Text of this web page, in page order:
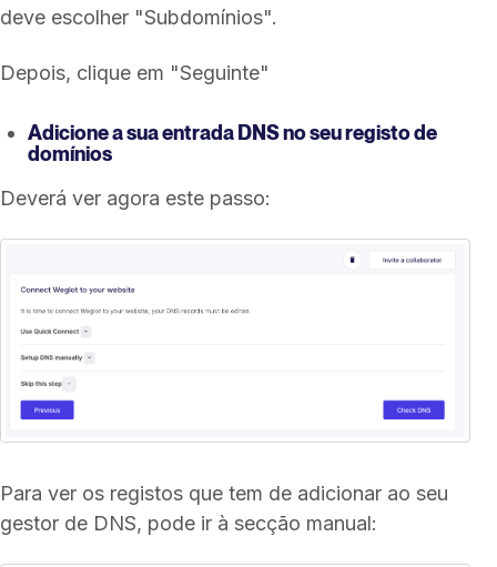
deve escolher "Subdomínios".
Depois, clique em "Seguinte"
Adicione a sua entrada DNS no seu registo de
domínios
Deverá ver agora este passo:
Para ver os registos que tem de adicionar ao seu
gestor de DNS, pode ir à secção manual: